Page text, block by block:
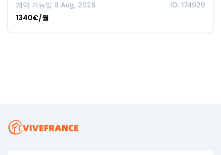
계약 가능일 9 Aug, 2026 ID: 174929
1340€/월